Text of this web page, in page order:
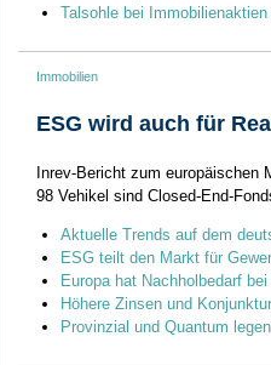
Talsohle bei
Immobilien
ESG wird auch für
Inrev-Bericht zum
98 Vehikel sind Closed-End-
Aktuelle Trends auf dem
ESG teilt den Markt für
Europa hat Nachholbedarf
Höhere Zinsen und
Provinzial und Quantum